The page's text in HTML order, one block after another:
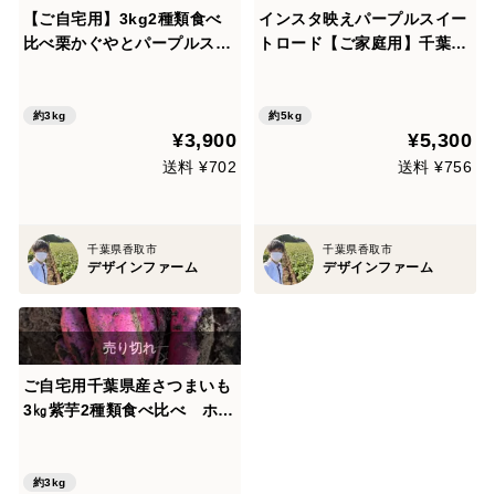
【ご自宅用】3kg2種類食べ
比べ栗かぐやとパープルスイ
色、紫色でインスタ映え！熟
成させると甘みが増します！
蒸し芋・温野菜にもおすすめ
約3kg
¥3,900
送料 ¥702
千葉県香取市
デザインファーム
インスタ映えパープルスイー
トロード【ご家庭用】千葉県
約5kg
¥5,300
送料 ¥756
千葉県香取市
デザインファーム
ご自宅用千葉県産さつまいも
3㎏紫芋2種類食べ比べ ホク
の数量限定セット！美しい紫
約3kg